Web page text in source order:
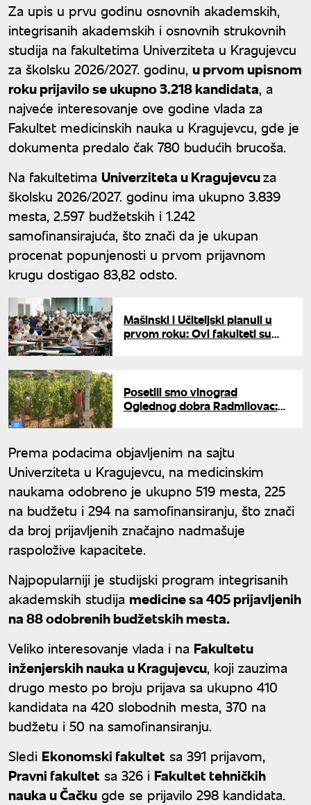
Za upis u prvu godinu osnovnih akademskih,
integrisanih akademskih i osnovnih strukovnih
studija na fakultetima Univerziteta u Kragujevcu
za školsku 2026/2027. godinu, u prvom upisnom
roku prijavilo se ukupno 3.218 kandidata, a
najveće interesovanje ove godine vlada za
Fakultet medicinskih nauka u Kragujevcu, gde je
dokumenta predalo čak 780 budućih brucoša.
Na fakultetima Univerziteta u Kragujevcuza
školsku 2026/2027. godinu ima ukupno 3.839
mesta, 2.597 budžetskih i 1.242
samofinansirajuća, što znači da je ukupan
procenat popunjenosti u prvom prijavnom
krugu dostigao 83,82 odsto.
Mašinski i Učiteljski planuli u
prvom roku: Ovi fakulteti su
Posetili smo vinograd
Oglednog dobra Radmilovac:
iskustvo
Prema podacima objavljenim na sajtu
Univerziteta u Kragujevcu, na medicinskim
naukama odobreno je ukupno 519 mesta, 225
na budžetu i 294 na samofinansiranju, što znači
da broj prijavljenih značajno nadmašuje
raspoložive kapacitete.
Najpopularniji je studijski program integrisanih
akademskih studija medicine sa 405 prijavljenih
na 88 odobrenih budžetskih mesta.
Veliko interesovanje vlada i na Fakultetu
inženjerskih nauka u Kragujevcu, koji zauzima
drugo mesto po broju prijava sa ukupno 410
kandidata na 420 slobodnih mesta, 370 na
budžetu i 50 na samofinansiranju.
Sledi Ekonomski fakultet sa 391 prijavom,
Pravni fakultet sa 326 i Fakultet tehničkih
nauka u Čačku gde se prijavilo 298 kandidata.